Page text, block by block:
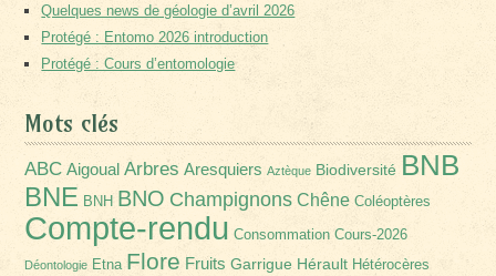
Quelques news de géologie d’avril 2026
Protégé : Entomo 2026 introduction
Protégé : Cours d’entomologie
Mots clés
ABC Aigoual Arbres Aresquiers Aztèque Biodiversité BNB
BNE BNH BNO Champignons Chêne Coléoptères
Compte-rendu Consommation Cours-2026
Déontologie Etna Flore Fruits Garrigue Hérault Hétérocères